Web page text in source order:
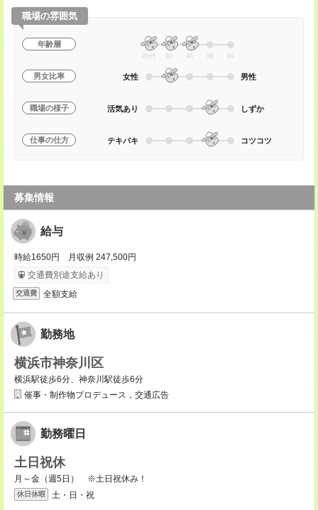
職場の雰囲気
年齢層
20代 30 40 50 60
男女比率 女性 男性
職場の様子 活気あり しずか
仕事の仕方 テキパキ コツコツ
募集情報
給与
時給1650円 月収例 247,500円
交通費別途支給あり
交通費 全額支給
勤務地
横浜市神奈川区
横浜駅徒歩6分、神奈川駅徒歩6分
催事・制作物プロデュース，交通広告
勤務曜日
土日祝休
月～金（週5日） ※土日祝休み！
休日休暇 土・日・祝